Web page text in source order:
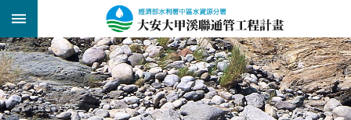
跳到主要內容區塊
::: _